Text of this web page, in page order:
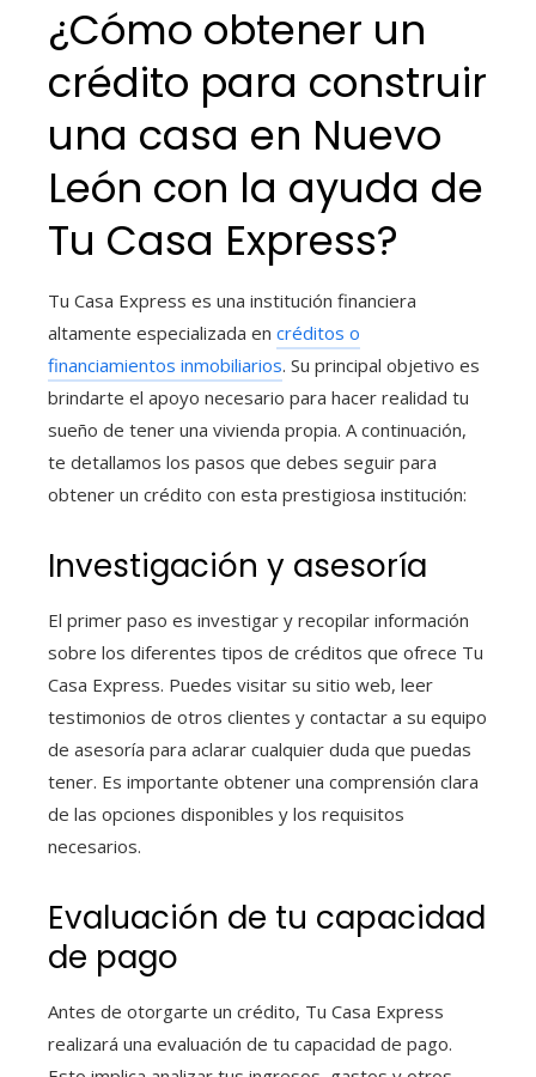
¿Cómo obtener un
crédito para construir
una casa en Nuevo
León con la ayuda de
Tu Casa Express?
Tu Casa Express es una institución financiera
altamente especializada en créditos o
financiamientos inmobiliarios. Su principal objetivo es
brindarte el apoyo necesario para hacer realidad tu
sueño de tener una vivienda propia. A continuación,
te detallamos los pasos que debes seguir para
obtener un crédito con esta prestigiosa institución:
Investigación y asesoría
El primer paso es investigar y recopilar información
sobre los diferentes tipos de créditos que ofrece Tu
Casa Express. Puedes visitar su sitio web, leer
testimonios de otros clientes y contactar a su equipo
de asesoría para aclarar cualquier duda que puedas
tener. Es importante obtener una comprensión clara
de las opciones disponibles y los requisitos
necesarios.
Evaluación de tu capacidad
de pago
Antes de otorgarte un crédito, Tu Casa Express
realizará una evaluación de tu capacidad de pago.